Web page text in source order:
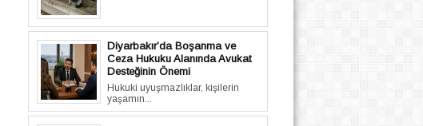
Diyarbakır’da Boşanma ve
Ceza Hukuku Alanında Avukat
Desteğinin Önemi
Hukuki uyuşmazlıklar, kişilerin
yaşamın...